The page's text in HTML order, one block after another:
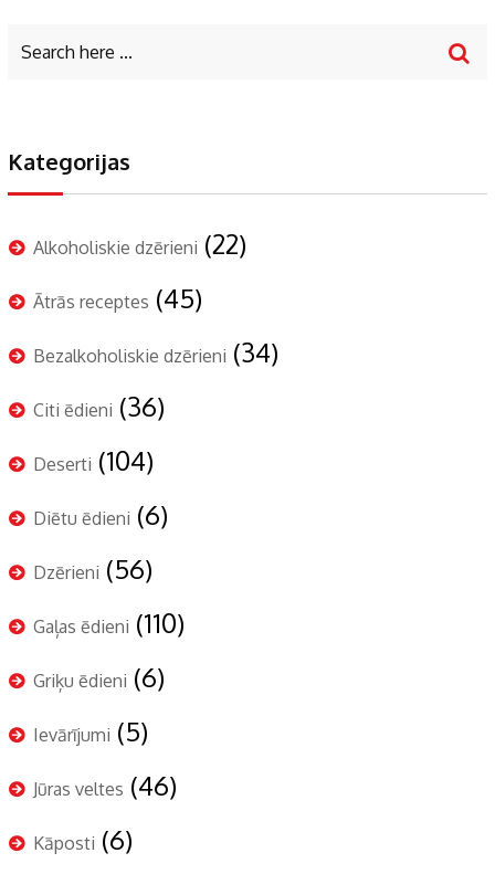
Kategorijas
Alkoholiskie dzērieni (22)
Ātrās receptes (45)
Bezalkoholiskie dzērieni (34)
Citi ēdieni (36)
Deserti (104)
Diētu ēdieni (6)
Dzērieni (56)
Gaļas ēdieni (110)
Griķu ēdieni (6)
Ievārījumi (5)
Jūras veltes (46)
Kāposti (6)